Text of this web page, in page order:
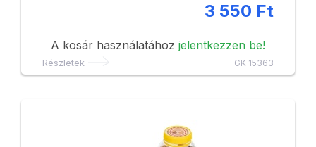
3 550 Ft
A kosár használatához jelentkezzen be!
Részletek GK 15363